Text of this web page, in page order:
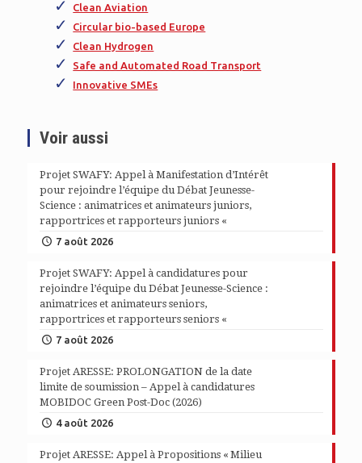
Clean Aviation
Circular bio-based Europe
Clean Hydrogen
Safe and Automated Road Transport
Innovative SMEs
Voir aussi
Projet SWAFY: Appel à Manifestation d’Intérêt
pour rejoindre l’équipe du Débat Jeunesse-
Science : animatrices et animateurs juniors,
rapportrices et rapporteurs juniors «
7 août 2026
Projet SWAFY: Appel à candidatures pour
rejoindre l’équipe du Débat Jeunesse-Science :
animatrices et animateurs seniors,
rapportrices et rapporteurs seniors «
7 août 2026
Projet ARESSE: PROLONGATION de la date
limite de soumission – Appel à candidatures
MOBIDOC Green Post-Doc (2026)
4 août 2026
Projet ARESSE: Appel à Propositions « Milieu